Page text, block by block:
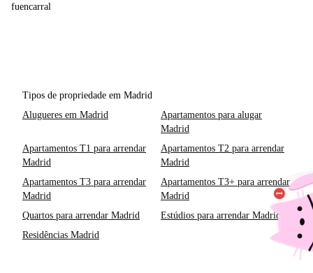
fuencarral
Tipos de propriedade em Madrid
Alugueres em Madrid
Apartamentos para alugar
Madrid
Apartamentos T1 para arrendar
Madrid
Apartamentos T2 para arrendar
Madrid
Apartamentos T3 para arrendar
Madrid
Apartamentos T3+ para arrendar
Madrid
Quartos para arrendar Madrid
Estúdios para arrendar Madrid
Residências Madrid